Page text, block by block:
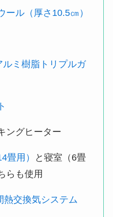
ール（厚さ10.5㎝）
ルミ樹脂トリプルガ
ングヒーター
畳用）
と寝室（6畳
らも使用
熱交換気システム